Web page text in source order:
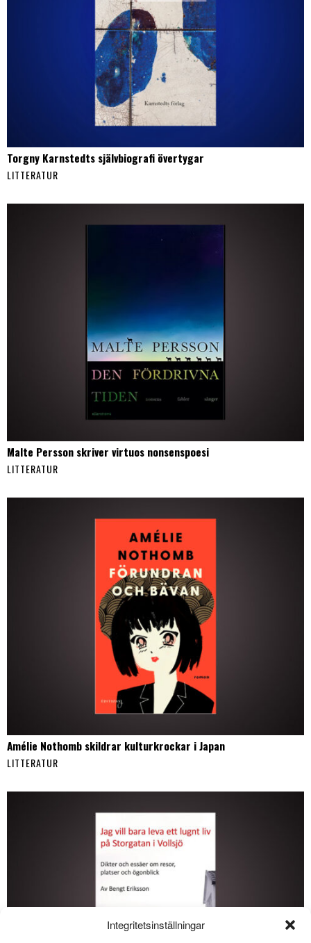
Integritetsinställningar
Torgny Karnstedts självbiografi övertygar
LITTERATUR
Malte Persson skriver virtuos nonsenspoesi
LITTERATUR
Amélie Nothomb skildrar kulturkrockar i Japan
LITTERATUR